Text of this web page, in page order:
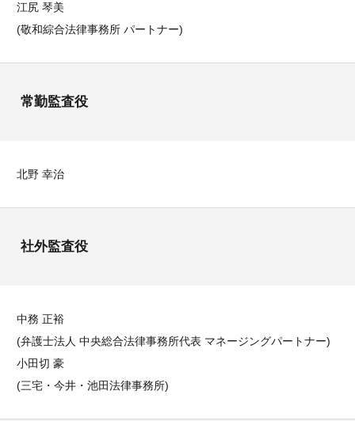
江尻 琴美
(敬和綜合法律事務所 パートナー)
常勤監査役
北野 幸治
社外監査役
中務 正裕
(弁護士法人 中央総合法律事務所代表 マネージングパートナー)
小田切 豪
(三宅・今井・池田法律事務所)